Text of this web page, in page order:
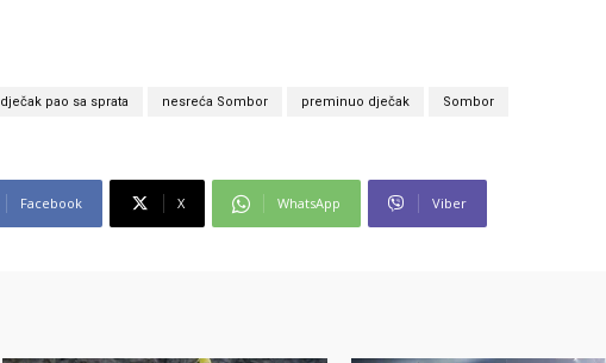
dječak pao sa sprata nesreća Sombor preminuo dječak Sombor
Facebook X WhatsApp Viber